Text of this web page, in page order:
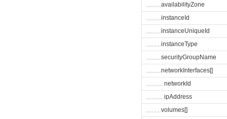
␣␣␣␣␣availabilityZone
␣␣␣␣␣instanceId
␣␣␣␣␣instanceUniqueId
␣␣␣␣␣instanceType
␣␣␣␣␣securityGroupName
␣␣␣␣␣networkInterfaces[]
␣␣␣␣␣␣networkId
␣␣␣␣␣␣ipAddress
␣␣␣␣␣volumes[]